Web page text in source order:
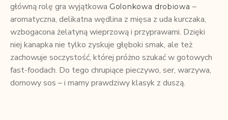
główną rolę gra wyjątkowa Golonkowa drobiowa –
aromatyczna, delikatna wędlina z mięsa z uda kurczaka,
wzbogacona żelatyną wieprzową i przyprawami. Dzięki
niej kanapka nie tylko zyskuje głęboki smak, ale też
zachowuje soczystość, której próżno szukać w gotowych
fast-foodach. Do tego chrupiące pieczywo, ser, warzywa,
domowy sos – i mamy prawdziwy klasyk z duszą.